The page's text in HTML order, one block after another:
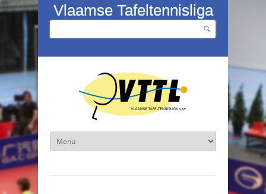
Overslaan en naar de inhoud gaan
Vlaamse Tafeltennisliga
Zoekveld